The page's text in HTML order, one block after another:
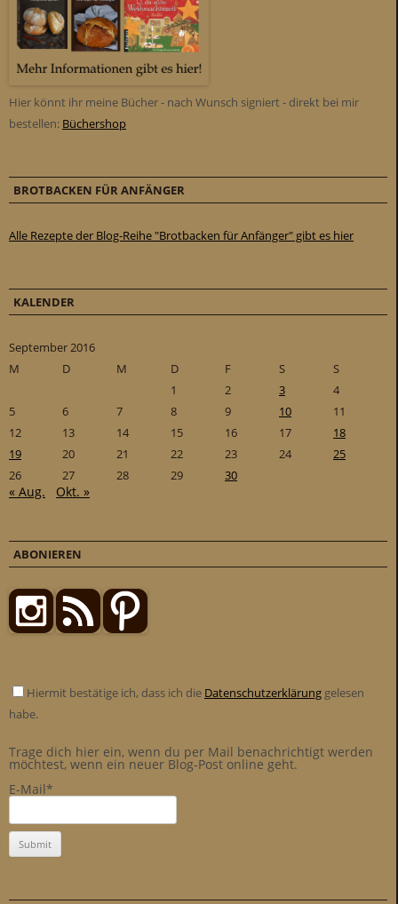
Hier könnt ihr meine Bücher - nach Wunsch signiert - direkt bei mir
bestellen: Büchershop
BROTBACKEN FÜR ANFÄNGER
Alle Rezepte der Blog-Reihe "Brotbacken für Anfänger" gibt es hier
KALENDER
September 2016
M
D M D F S
S
1
2 3
4
5
6 7 8 9 10
11
12
13 14 15 16 17
18
19
20 21 22 23 24
25
26
27 28 29 30
« Aug. Okt. »
ABONIEREN
Hiermit bestätige ich, dass ich die Datenschutzerklärung gelesen
habe.
Trage dich hier ein, wenn du per Mail benachrichtigt werden
möchtest, wenn ein neuer Blog-Post online geht.
E-Mail*